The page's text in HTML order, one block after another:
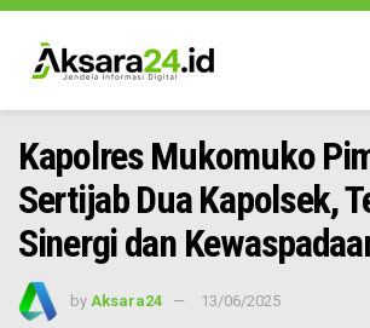
Kapolres Mukomuko
Sertijab Dua Kapolsek,
Sinergi dan
by Aksara24 13/06/2025